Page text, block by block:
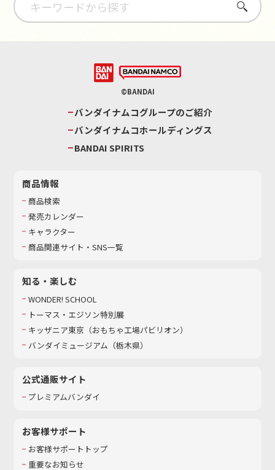
さがす
©BANDAI
バンダイナムコグループのご紹介
バンダイナムコホールディングス
BANDAI SPIRITS
商品情報
商品検索
発売カレンダー
キャラクター
商品関連サイト・SNS一覧
知る・楽しむ
WONDER! SCHOOL
トーマス・エジソン特別展
キッザニア東京（おもちゃ工場パビリオン）​
バンダイミュージアム（栃木県）
公式通販サイト
プレミアムバンダイ
お客様サポート
お客様サポートトップ
重要なお知らせ